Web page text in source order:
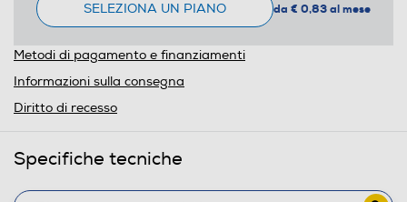
SELEZIONA UN PIANO da € 0,83 al mese
Metodi di pagamento e finanziamenti
Informazioni sulla consegna
Diritto di recesso
Specifiche tecniche